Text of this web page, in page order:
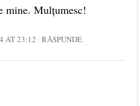
mine. Mulțumesc!
AT 23:12 RĂSPUNDE